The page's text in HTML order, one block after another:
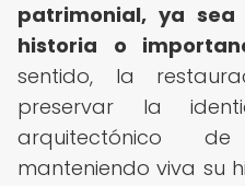
patrimonial, ya
historia o
sentido, la
preservar la
arquitectónico
manteniendo viva su